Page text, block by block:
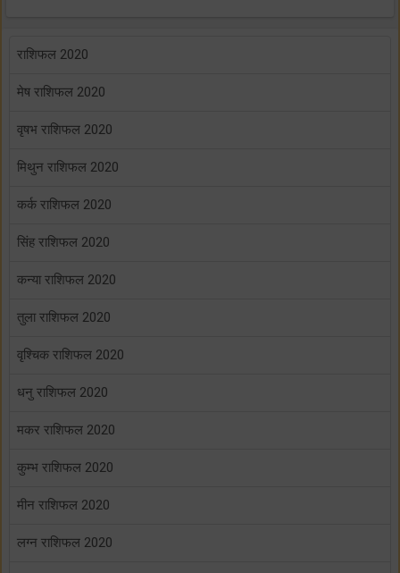
राशिफल 2020
मेष राशिफल 2020
वृषभ राशिफल 2020
मिथुन राशिफल 2020
कर्क राशिफल 2020
सिंह राशिफल 2020
कन्या राशिफल 2020
तुला राशिफल 2020
वृश्चिक राशिफल 2020
धनु राशिफल 2020
मकर राशिफल 2020
कुम्भ राशिफल 2020
मीन राशिफल 2020
लग्न राशिफल 2020